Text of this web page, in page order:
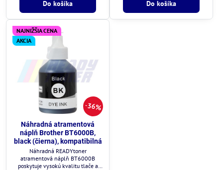
Do košíka Do košíka
36%
NAJNIŽŠIA CENA
AKCIA
Náhradná atramentová
náplň Brother BT6000B,
black (čierna), kompatibilná
Náhradná READYtoner
atramentová náplň BT6000B
poskytuje vysokú kvalitu tlače a